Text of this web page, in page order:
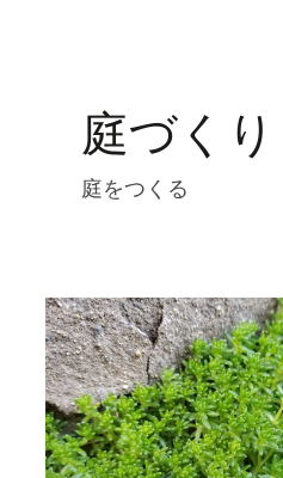
庭づくり
庭をつくる